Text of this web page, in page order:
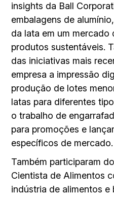
insights da Ball
embalagens de
da lata em um mercado
produtos sustentáveis.
das iniciativas mais
empresa a impressão
produção de lotes
latas para diferentes
o trabalho de
para promoções e
específicos de mercado.
Também participaram
Cientista de Alimentos
indústria de alimentos e